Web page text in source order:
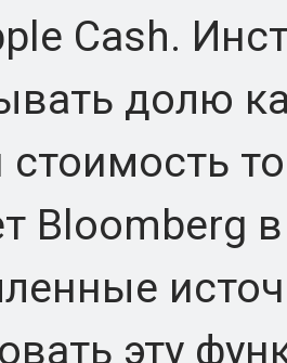
Cash.
долю
Bloomberg
эту